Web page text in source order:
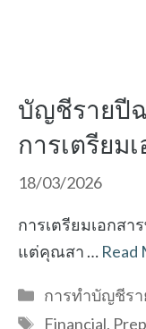
บัญชีรายปี
การเตรียม
18/03/2026
การเตรียมเอกสา
แต่คุณสา … Read
Categories
การทำบัญชีร
Tags
Financial,